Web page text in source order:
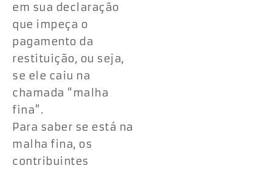
em sua declaração
que impeça o
pagamento da
restituição, ou seja,
se ele caiu na
chamada “malha
fina”.
Para saber se está na
malha fina, os
contribuintes